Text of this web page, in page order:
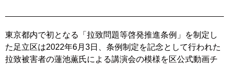
東京都内で初となる「拉致問題等啓発推進条例」を制定し
た足立区は2022年6月3日、条例制定を記念として行われた
拉致被害者の蓮池薫氏による講演会の模様を区公式動画チ